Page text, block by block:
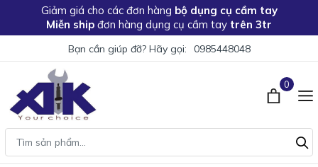
Giảm giá cho các đơn hàng bộ dụng cụ cầm tay
Miễn ship đơn hàng dụng cụ cầm tay trên 3tr
Bạn cần giúp đỡ? Hãy gọi: 0985448048
0